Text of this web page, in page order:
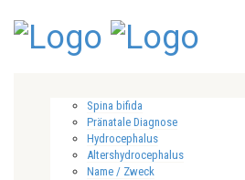
Spina bifida
Pränatale Diagnose
Hydrocephalus
Altershydrocephalus
Name / Zweck